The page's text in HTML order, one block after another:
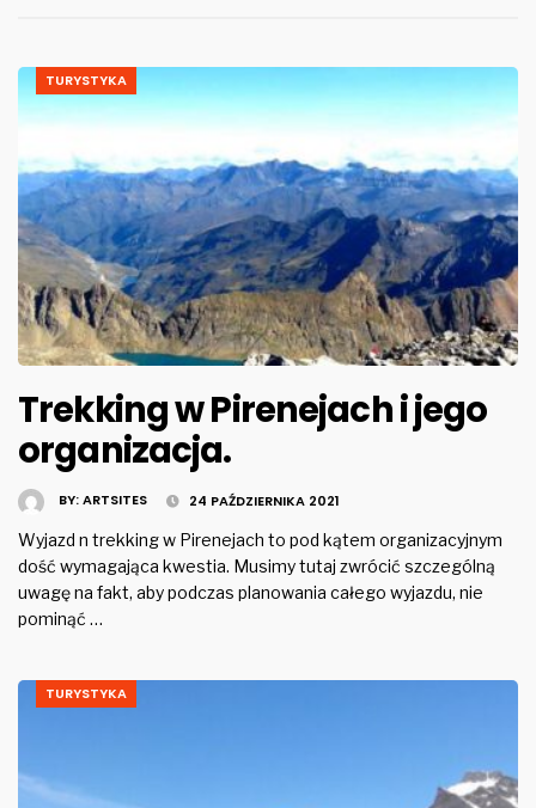
TURYSTYKA
Trekking w Pirenejach i jego
organizacja.
BY:ARTSITES 24 PAŹDZIERNIKA 2021
Wyjazd n trekking w Pirenejach to pod kątem organizacyjnym
dość wymagająca kwestia. Musimy tutaj zwrócić szczególną
uwagę na fakt, aby podczas planowania całego wyjazdu, nie
pominąć …
TURYSTYKA